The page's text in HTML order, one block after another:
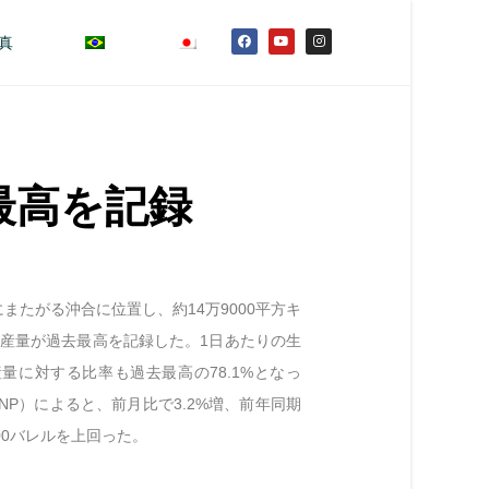
を記録
たがる沖合に位置し、約14万9000平方キ
量が過去最高を記録した。1日あたりの生
に対する比率も過去最高の78.1%となっ
）によると、前月比で3.2%増、前年同期
レルを上回った。